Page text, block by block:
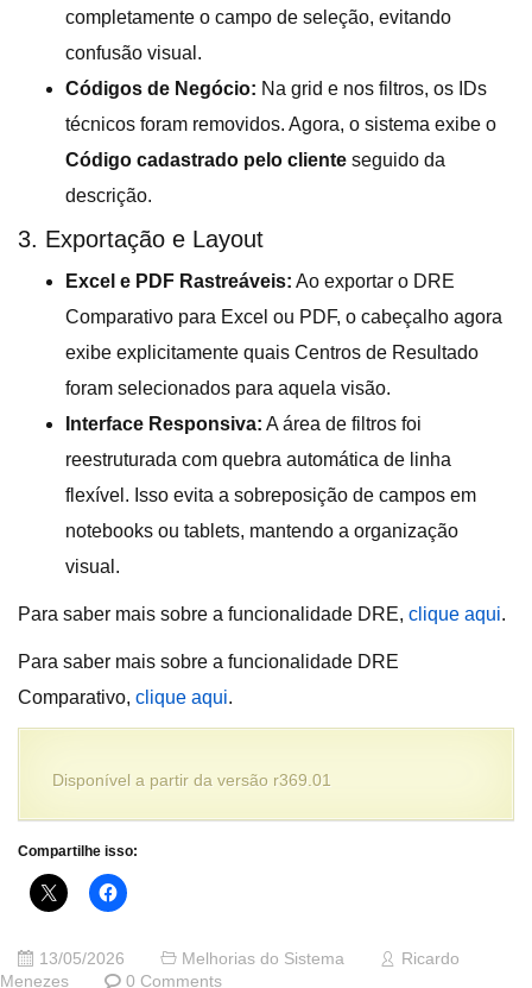
completamente o campo de seleção, evitando
confusão visual.
Códigos de Negócio: Na grid e nos filtros, os IDs
técnicos foram removidos. Agora, o sistema exibe o
Código cadastrado pelo cliente seguido da
descrição.
3. Exportação e Layout
Excel e PDF Rastreáveis: Ao exportar o DRE
Comparativo para Excel ou PDF, o cabeçalho agora
exibe explicitamente quais Centros de Resultado
foram selecionados para aquela visão.
Interface Responsiva: A área de filtros foi
reestruturada com quebra automática de linha
flexível. Isso evita a sobreposição de campos em
notebooks ou tablets, mantendo a organização
visual.
Para saber mais sobre a funcionalidade DRE, clique aqui.
Para saber mais sobre a funcionalidade DRE
Comparativo, clique aqui.
Disponível a partir da versão r369.01
Compartilhe isso:
13/05/2026 Melhorias do Sistema
Ricardo
Menezes
0 Comments